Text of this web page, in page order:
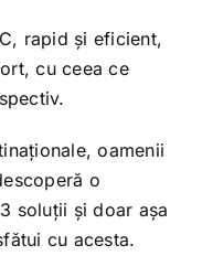
rapid și eficient,
cu ceea ce
oamenii
o
soluții și doar așa
cu acesta.